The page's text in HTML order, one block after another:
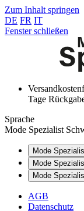
Zum Inhalt springen
DE FR IT
Fenster schließen
Tage
Sprache
Mode Spezialist
Mode
Mode
Mode
AGB
Datenschutz